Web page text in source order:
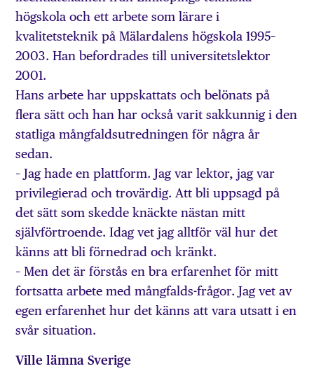
högskola och ett arbete som lärare i
kvalitetsteknik på Mälardalens högskola 1995–
2003. Han befordrades till universitetslektor
2001.
Hans arbete har uppskattats och belönats på
flera sätt och han har också varit sakkunnig i den
statliga mångfaldsutredningen för några år
sedan.
– Jag hade en plattform. Jag var lektor, jag var
privilegierad och trovärdig. Att bli uppsagd på
det sätt som skedde knäckte nästan mitt
självförtroende. Idag vet jag alltför väl hur det
känns att bli förnedrad och kränkt.
– Men det är förstås en bra erfarenhet för mitt
fortsatta arbete med mångfalds-frågor. Jag vet av
egen erfarenhet hur det känns att vara utsatt i en
svår situation.
Ville lämna Sverige